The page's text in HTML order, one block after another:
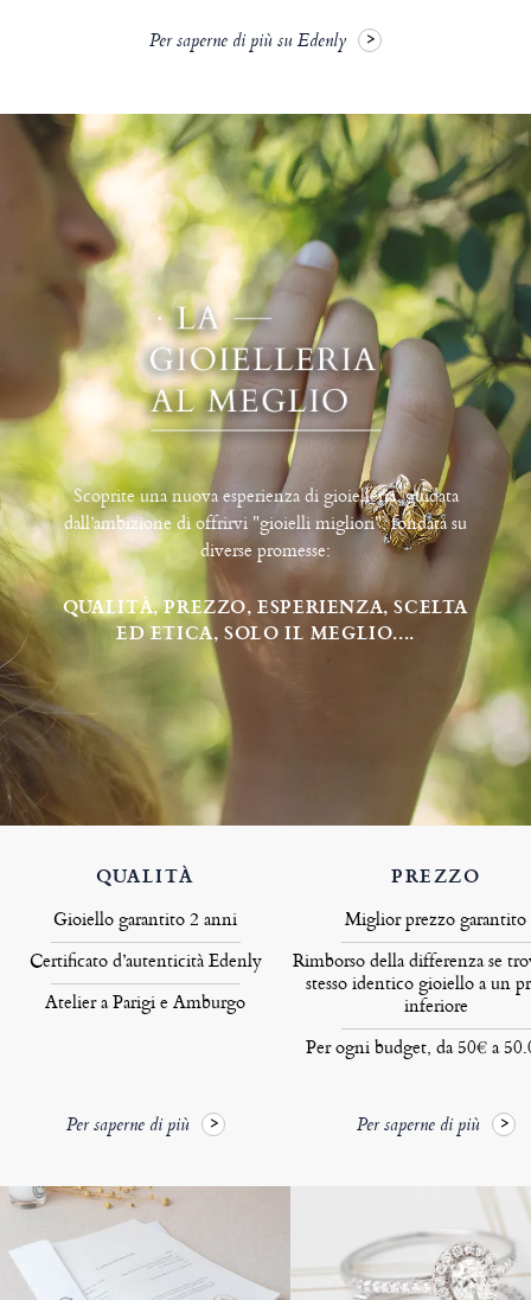
Per saperne di più su Edenly
Scoprite una nuova esperienza di gioielleria, guidata
dall’ambizione di offrirvi "gioielli migliori", fondata su
diverse promesse:
QUALITÀ, PREZZO, ESPERIENZA, SCELTA
ED ETICA, SOLO IL MEGLIO....
QUALITÀ
Gioiello garantito 2 anni
Certificato d’autenticità Edenly
Atelier a Parigi e Amburgo
Per saperne di più
PREZZO
Miglior prezzo garantito
Rimborso della differenza se
stesso identico gioiello a un
inferiore
Per ogni budget, da 50€ a
Per saperne di più